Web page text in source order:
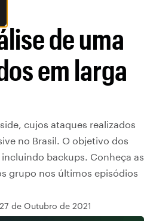
de uma
em larga
cujos ataques realizados
no Brasil. O objetivo dos
backups. Conheça as
grupo nos últimos episódios
de Outubro de 2021